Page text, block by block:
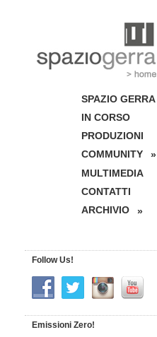
SPAZIO GERRA
IN CORSO
PRODUZIONI
COMMUNITY
»
MULTIMEDIA
CONTATTI
ARCHIVIO
»
Follow Us!
Emissioni Zero!